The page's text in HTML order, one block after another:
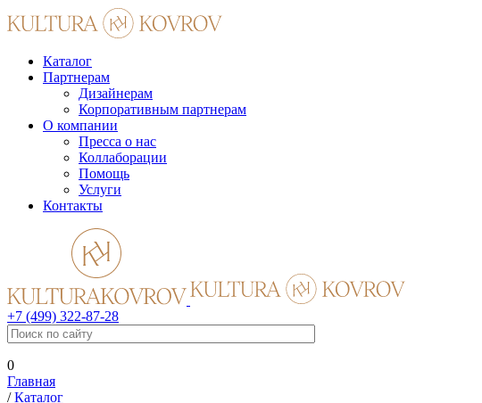
Каталог
Партнерам
Дизайнерам
Корпоративным партнерам
О компании
Пресса о нас
Коллаборации
Помощь
Услуги
Контакты
+7 (499) 322-87-28
0
Главная
/Каталог